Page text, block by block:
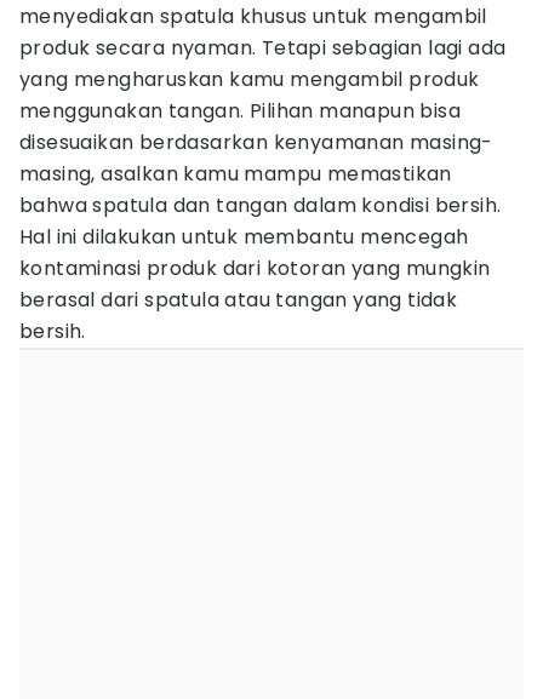
menyediakan spatula khusus untuk mengambil
produk secara nyaman. Tetapi sebagian lagi ada
yang mengharuskan kamu mengambil produk
menggunakan tangan. Pilihan manapun bisa
disesuaikan berdasarkan kenyamanan masing-
masing, asalkan kamu mampu memastikan
bahwa spatula dan tangan dalam kondisi bersih.
Hal ini dilakukan untuk membantu mencegah
kontaminasi produk dari kotoran yang mungkin
berasal dari spatula atau tangan yang tidak
bersih.